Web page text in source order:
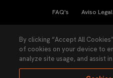
FAQ's Aviso Legal
Ley Transparencia
By clicking “Accept All
of cookies on your device to
analyze site usage, and assist